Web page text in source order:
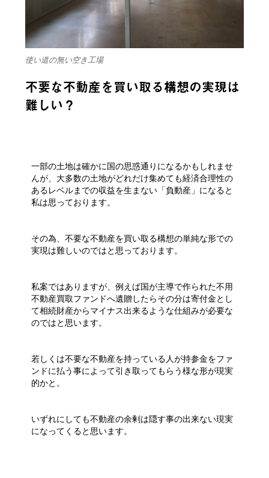
使い道の無い空き工場
不要な不動産を買い取る構想の実現は
難しい？
一部の土地は確かに国の思惑通りになるかもしれませ
んが、大多数の土地がどれだけ集めても経済合理性の
あるレベルまでの収益を生まない「負動産」になると
私は思っております。
その為、不要な不動産を買い取る構想の単純な形での
実現は難しいのではと思っております。
私案ではありますが、例えば国が主導で作られた不用
不動産買取ファンドへ遺贈したらその分は寄付金とし
て相続財産からマイナス出来るような仕組みが必要な
のではと思います。
若しくは不要な不動産を持っている人が持参金をファ
ンドに払う事によって引き取ってもらう様な形が現実
的かと。
いずれにしても不動産の余剰は隠す事の出来ない現実
になってくると思います。